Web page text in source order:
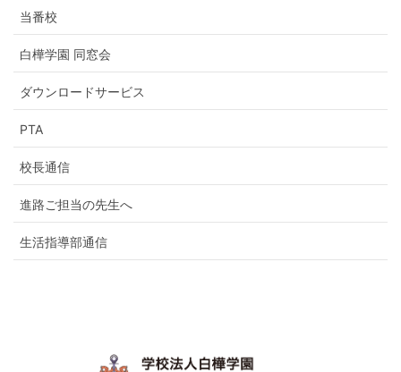
当番校
白樺学園 同窓会
ダウンロードサービス
PTA
校長通信
進路ご担当の先生へ
生活指導部通信